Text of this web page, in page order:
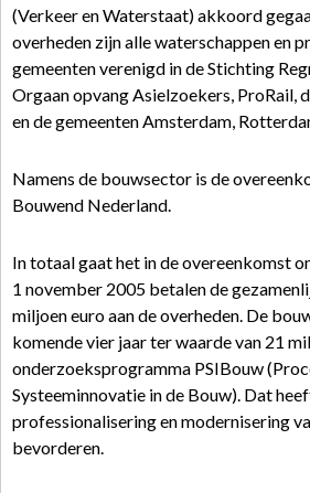
(Verkeer en Waterstaat) akkoord
overheden zijn alle waterschappen en
gemeenten verenigd in de Stichting
Orgaan opvang Asielzoekers, ProRail,
en de gemeenten Amsterdam,
Namens de bouwsector is de
Bouwend Nederland.
In totaal gaat het in de overeenkomst
1 november 2005 betalen de
miljoen euro aan de overheden. De
komende vier jaar ter waarde van 21
onderzoeksprogramma PSIBouw
Systeeminnovatie in de Bouw). Dat
professionalisering en modernisering
bevorderen.